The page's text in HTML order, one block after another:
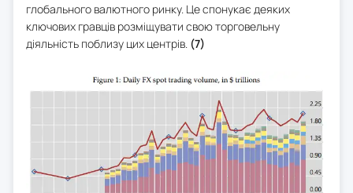
глобального валютного ринку. Це спонукає деяких
ключових гравців розміщувати свою торговельну
діяльність поблизу цих центрів. (7)